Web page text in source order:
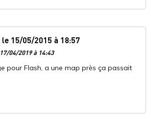
le 15/05/2015 à 18:57
04/2019 à 14:43
pour Flash, a une map près ça passait